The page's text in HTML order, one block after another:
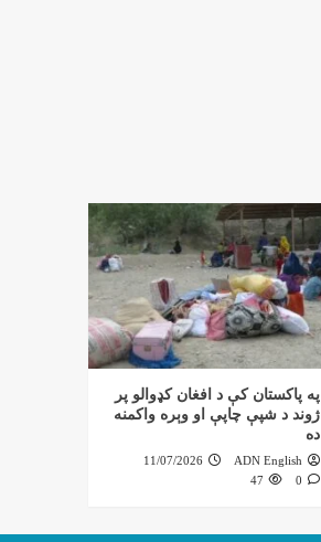
په پاکستان کې د افغان کډوالو پر
ژوند د شپې چاپې او وېره واکمنه
ده
ADN English
11/07/2026
0
47